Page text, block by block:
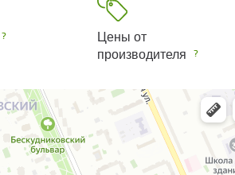
Цены от
производителя